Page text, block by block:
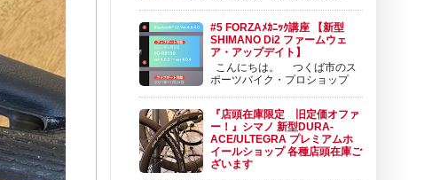
ンドSCOTT（スコット） ロードバイク、マウ
ンテンバイクで先鋭的な。 尖ったバイクを世
に送り続けるブランド...
#5 FORZAﾒｶﾆｯｸ講座 【新型
SHIMANO Di2 ファームウェ
ア・アップデイト】
こんにちは。 つくば市のス
ポーツバイク・プロショップ
ク＆バイクフィッターです。 今日は、新型
SHIMANO Di2 DuraAce Di2 ＆ Ultegra Di2 の
ファームウェア...
『店頭在庫限定 旧定価オファ
ー！』シマノ 新型DURA-
ACE/ULTEGRA プレミアムホ
イールショップ 各種店頭在庫ご
ざいます